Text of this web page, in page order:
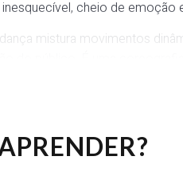
cheio de emoção
mistura movimentos
uma primeira dança